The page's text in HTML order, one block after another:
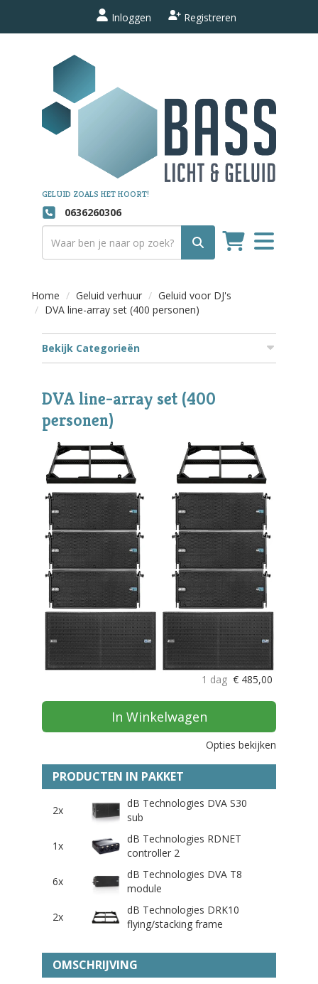
Inloggen Registreren
GELUID ZOALS HET HOORT!
0636260306
Toggle
navigation
Home Geluid verhuur
Geluid voor DJ's
DVA line-array set (400 personen)
Bekijk Categorieën
DVA line-array set (400
personen)
1 dag € 485,00
In Winkelwagen
Opties bekijken
PRODUCTEN IN PAKKET
2x
dB Technologies DVA S30
sub
1x
dB Technologies RDNET
controller 2
6x
dB Technologies DVA T8
module
2x
dB Technologies DRK10
flying/stacking frame
OMSCHRIJVING